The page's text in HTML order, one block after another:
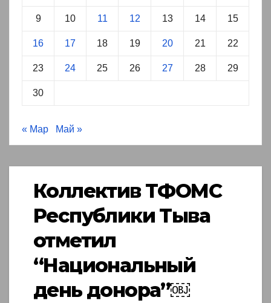
9 10 11 12 13 14 15
16 17 18 19 20 21 22
23 24 25 26 27 28 29
30
« Мар Май »
Коллектив ТФОМС
Республики Тыва
отметил
“Национальный
день донора”￼